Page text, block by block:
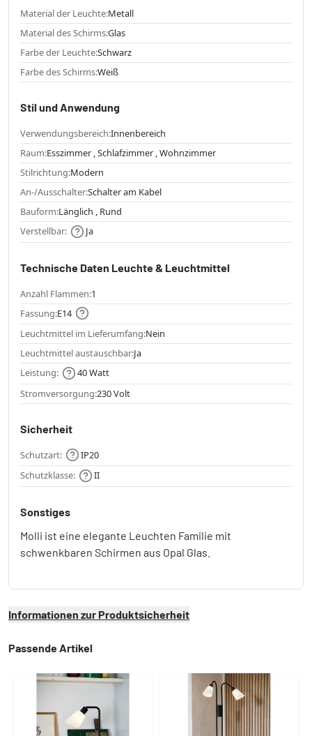
Material der Leuchte:Metall
Material des Schirms:Glas
Farbe der Leuchte:Schwarz
Farbe des Schirms:Weiß
Stil und Anwendung
Verwendungsbereich:Innenbereich
Raum:Esszimmer , Schlafzimmer , Wohnzimmer
Stilrichtung:Modern
An-/Ausschalter:Schalter am Kabel
Bauform:Länglich , Rund
Verstellbar:
Ja
Technische Daten Leuchte & Leuchtmittel
Anzahl Flammen:1
Fassung:E14
Leuchtmittel im Lieferumfang:Nein
Leuchtmittel austauschbar:Ja
Leistung:
40 Watt
Stromversorgung:230 Volt
Sicherheit
Schutzart:
IP20
Schutzklasse:
II
Sonstiges
Molli ist eine elegante Leuchten Familie mit
schwenkbaren Schirmen aus Opal Glas.
Informationen zur Produktsicherheit
Passende Artikel